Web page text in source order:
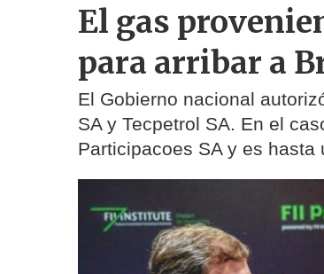
El gas
para arribar a
El Gobierno nacional
SA y Tecpetrol SA. En el
Participacoes SA y es